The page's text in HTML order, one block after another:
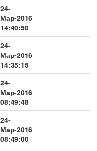
24-
Мар-2016
14:40:50
24-
Мар-2016
14:35:15
24-
Мар-2016
08:49:48
24-
Мар-2016
08:49:00